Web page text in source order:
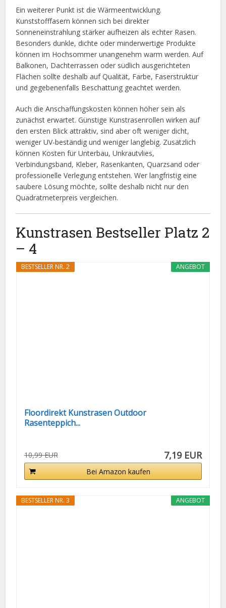
Ein weiterer Punkt ist die Wärmeentwicklung.
Kunststofffasern können sich bei direkter
Sonneneinstrahlung stärker aufheizen als echter Rasen.
Besonders dunkle, dichte oder minderwertige Produkte
können im Hochsommer unangenehm warm werden. Auf
Balkonen, Dachterrassen oder südlich ausgerichteten
Flächen sollte deshalb auf Qualität, Farbe, Faserstruktur
und gegebenenfalls Beschattung geachtet werden.
Auch die Anschaffungskosten können höher sein als
zunächst erwartet. Günstige Kunstrasenrollen wirken auf
den ersten Blick attraktiv, sind aber oft weniger dicht,
weniger UV-beständig und weniger langlebig. Zusätzlich
können Kosten für Unterbau, Unkrautvlies,
Verbindungsband, Kleber, Rasenkanten, Quarzsand oder
professionelle Verlegung entstehen. Wer langfristig eine
saubere Lösung möchte, sollte deshalb nicht nur den
Quadratmeterpreis vergleichen.
Kunstrasen Bestseller Platz 2
– 4
ANGEBOT
BESTSELLER NR. 2
Floordirekt Kunstrasen Outdoor
Rasenteppich...
10,99 EUR 7,19 EUR
Bei Amazon kaufen
ANGEBOT
BESTSELLER NR. 3